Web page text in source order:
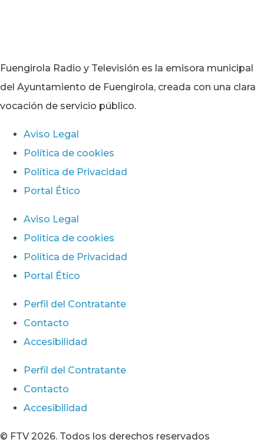
Fuengirola Radio y Televisión es la emisora municipal
del Ayuntamiento de Fuengirola, creada con una clara
vocación de servicio público.
Aviso Legal
Política de cookies
Política de Privacidad
Portal Ético
Aviso Legal
Política de cookies
Política de Privacidad
Portal Ético
Perfil del Contratante
Contacto
Accesibilidad
Perfil del Contratante
Contacto
Accesibilidad
© FTV 2026. Todos los derechos reservados